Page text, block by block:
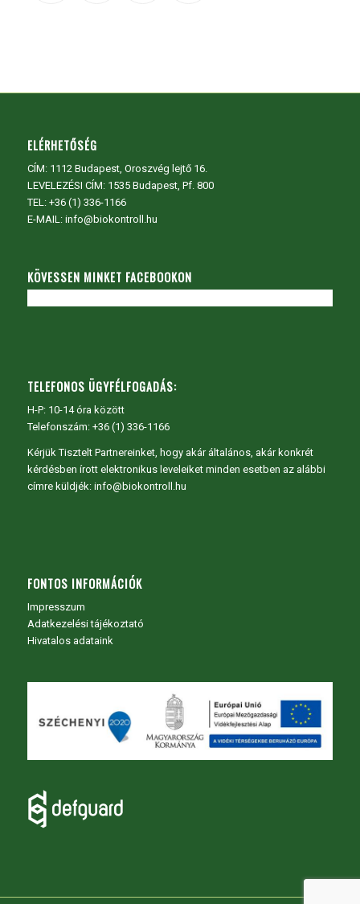
ELÉRHETŐSÉG
CÍM: 1112 Budapest, Oroszvég lejtő 16.
LEVELEZÉSI CÍM: 1535 Budapest, Pf. 800
TEL: +36 (1) 336-1166
E-MAIL: info@biokontroll.hu
KÖVESSEN MINKET FACEBOOKON
TELEFONOS ÜGYFÉLFOGADÁS:
H-P: 10-14 óra között
Telefonszám: +36 (1) 336-1166
Kérjük Tisztelt Partnereinket, hogy akár általános, akár konkrét
kérdésben írott elektronikus leveleiket minden esetben az alábbi
címre küldjék: info@biokontroll.hu
FONTOS INFORMÁCIÓK
Impresszum
Adatkezelési tájékoztató
Hivatalos adataink